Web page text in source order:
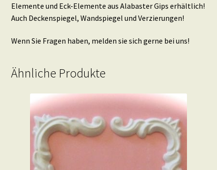
Elemente und Eck-Elemente aus Alabaster Gips erhältlich!
Auch Deckenspiegel, Wandspiegel und Verzierungen!
Wenn Sie Fragen haben, melden sie sich gerne bei uns!
Ähnliche Produkte